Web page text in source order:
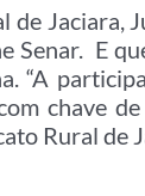
Jaciara,
Senar. E
“A
chave
Rural de